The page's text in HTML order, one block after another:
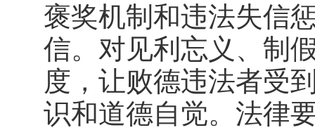
褒奖机制和违法失信
信。对见利忘义、制
度，让败德违法者受
识和道德自觉。法律